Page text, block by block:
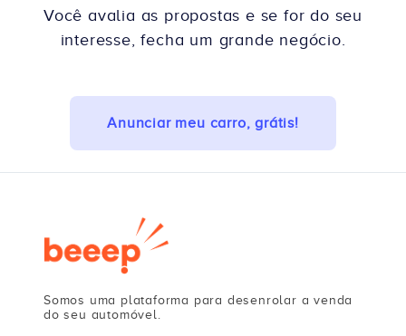
Você avalia as propostas e se for do seu
interesse, fecha um grande negócio.
Anunciar meu carro, grátis!
Somos uma plataforma para desenrolar a venda
do seu automóvel.